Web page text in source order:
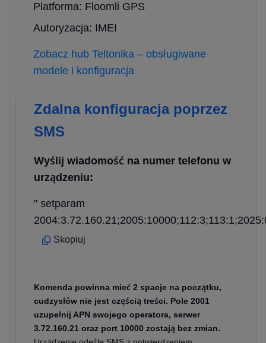
Platforma: Floomli GPS
Autoryzacja: IMEI
Zobacz hub Teltonika – obsługiwane
modele i konfiguracja
Zdalna konfiguracja poprzez
SMS
Wyślij wiadomość na numer telefonu w
urządzeniu:
" setparam
Skopiuj
Komenda powinna mieć 2 spacje na początku,
cudzysłów nie jest częścią treści. Pole 2001
uzupełnij APN swojego operatora, serwer
3.72.160.21 oraz port 10000 zostają bez zmian.